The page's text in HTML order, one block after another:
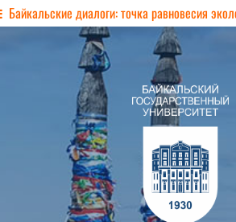
Байкальские диалоги: точка равновесия